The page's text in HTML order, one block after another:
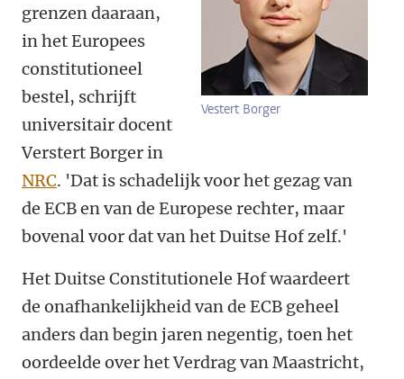
Vestert Borger
grenzen daaraan,
in het Europees
constitutioneel
bestel, schrijft
universitair docent
Verstert Borger in
NRC. 'Dat is schadelijk voor het gezag van
de ECB en van de Europese rechter, maar
bovenal voor dat van het Duitse Hof zelf.'
Het Duitse Constitutionele Hof waardeert
de onafhankelijkheid van de ECB geheel
anders dan begin jaren negentig, toen het
oordeelde over het Verdrag van Maastricht,